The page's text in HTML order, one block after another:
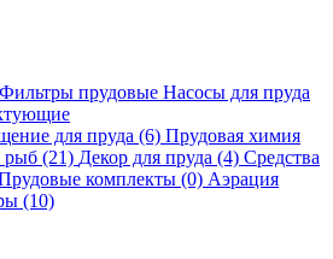
Фильтры прудовые Насосы для пруда
для пруда (6) Прудовая химия
рыб (21) Декор для пруда (4) Средства
комплекты (0) Аэрация
(10)